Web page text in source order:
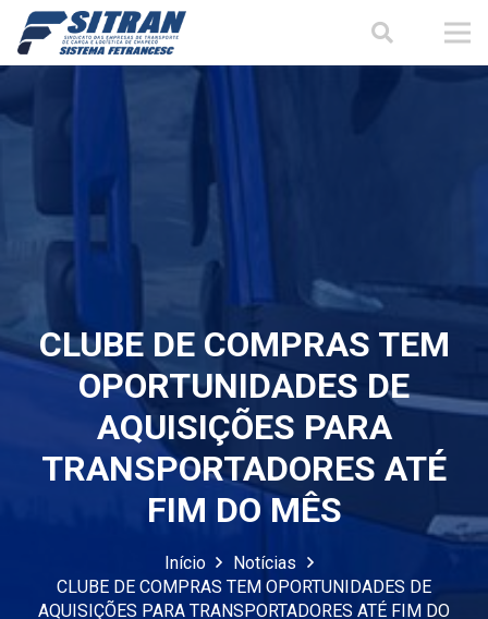
CLUBE DE COMPRAS TEM
OPORTUNIDADES DE
AQUISIÇÕES PARA
TRANSPORTADORES ATÉ
FIM DO MÊS
Início
Notícias
CLUBE DE COMPRAS TEM OPORTUNIDADES DE
AQUISIÇÕES PARA TRANSPORTADORES ATÉ FIM DO